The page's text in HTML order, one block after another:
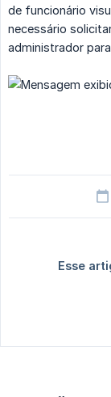
de funcionário
necessário
administrador
Esse